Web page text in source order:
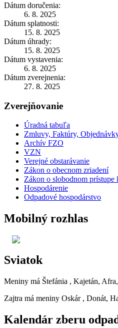
Dátum doručenia:
6. 8. 2025
Dátum splatnosti:
15. 8. 2025
Dátum úhrady:
15. 8. 2025
Dátum vystavenia:
6. 8. 2025
Dátum zverejnenia:
27. 8. 2025
Zverejňovanie
Úradná tabuľa
Zmluvy, Faktúry,
Archív FZO
VZN
Verejné obstarávanie
Zákon o obecnom zriadení
Zákon o slobodnom prístupe
Hospodárenie
Odpadové hospodárstvo
Mobilný rozhlas
Sviatok
Meniny má Štefánia , Kajetán,
Zajtra má meniny Oskár , Donát,
Kalendár zberu